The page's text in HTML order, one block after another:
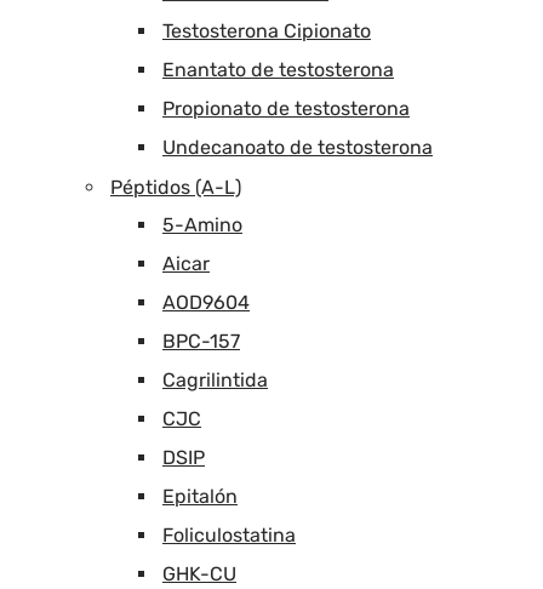
Testosterona Cipionato
Enantato de testosterona
Propionato de testosterona
Undecanoato de testosterona
Péptidos (A-L)
5-Amino
Aicar
AOD9604
BPC-157
Cagrilintida
CJC
DSIP
Epitalón
Foliculostatina
GHK-CU